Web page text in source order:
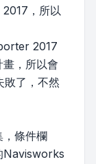
，所以
2017
，所以會
敗了，不然
，條件欄
Navisworks